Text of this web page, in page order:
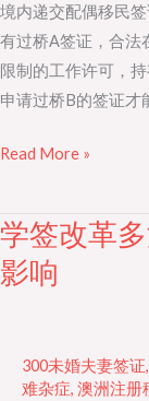
境内递交配偶移民
有过桥A签证，合法
限制的工作许可，
申请过桥B的签证才
Read More »
学签改革
影响
300未婚夫妻签证,
难杂症, 澳洲注册
学
签
改